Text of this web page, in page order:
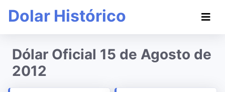
Dolar Histórico
Dólar Oficial 15 de Agosto de
2012